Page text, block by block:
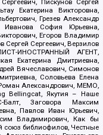
Пискунов Сергей
Екатерина Викторовна,
Грезев Александр
Иванова София Юрьевна,
Егоров Владимир
Сергеевич, Верзилов
ИНОСТРАННЫЙ АГЕНТ,
Екатерина Дмитриевна,
Вячеславович, Симонов
Соловьева Елена
Александрович, МЕМО,
Bellingcat, Якутия – Наше
Заговора Максим
Павлов Иван Юрьевич,
Владимирович, Как бы
союз библиофилов, Честные